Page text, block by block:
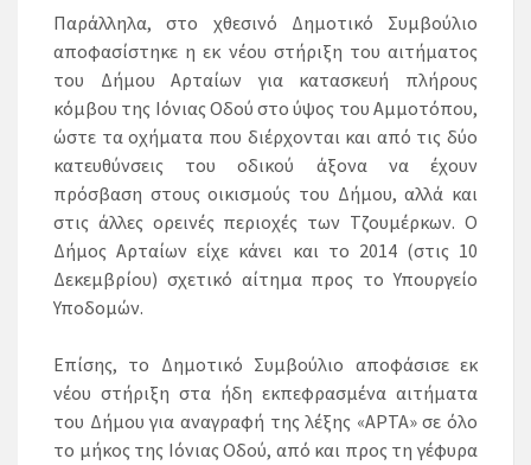
Παράλληλα, στο χθεσινό Δημοτικό Συμβούλιο
αποφασίστηκε η εκ νέου στήριξη του αιτήματος
του Δήμου Αρταίων για κατασκευή πλήρους
κόμβου της Ιόνιας Οδού στο ύψος του Αμμοτόπου,
ώστε τα οχήματα που διέρχονται και από τις δύο
κατευθύνσεις του οδικού άξονα να έχουν
πρόσβαση στους οικισμούς του Δήμου, αλλά και
στις άλλες ορεινές περιοχές των Τζουμέρκων. Ο
Δήμος Αρταίων είχε κάνει και το 2014 (στις 10
Δεκεμβρίου) σχετικό αίτημα προς το Υπουργείο
Υποδομών.
Επίσης, το Δημοτικό Συμβούλιο αποφάσισε εκ
νέου στήριξη στα ήδη εκπεφρασμένα αιτήματα
του Δήμου για αναγραφή της λέξης «ΑΡΤΑ» σε όλο
το μήκος της Ιόνιας Οδού, από και προς τη γέφυρα